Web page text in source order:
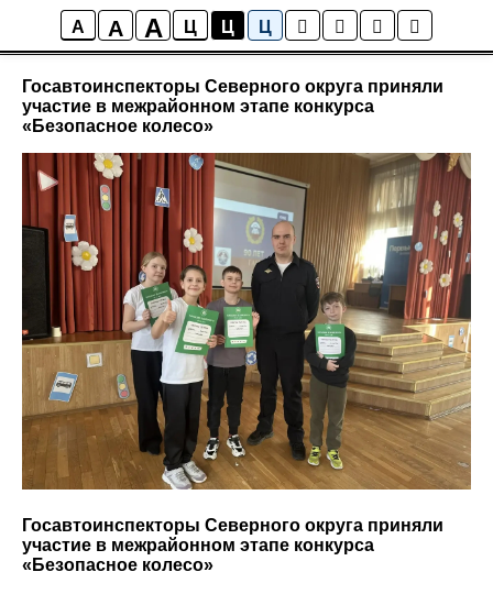
A A A Ц Ц Ц
Новости района Коптево
Госавтоинспекторы Северного округа приняли
участие в межрайонном этапе конкурса
«Безопасное колесо»
Госавтоинспекторы Северного округа приняли
участие в межрайонном этапе конкурса
«Безопасное колесо»